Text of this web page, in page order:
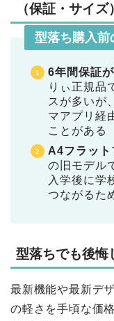
（保証・サイズ）
型落ち購入前
6年間保証
りぃ正規品
スが多いが
マアプリ経
ことがある
A4フラット
の旧モデル
入学後に学
つながるた
型落ちでも後悔
最新機能や最新デ
の軽さを手頃な価